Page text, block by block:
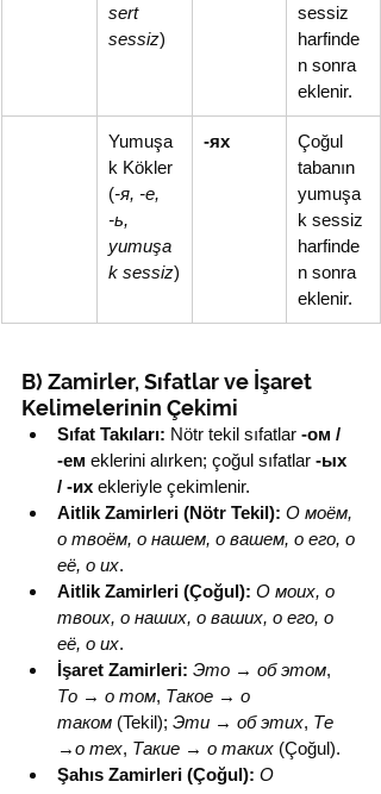
sert
sessiz)
sessiz
harfinde
n sonra
eklenir.
Yumuşa
k Kökler
(-я, -е,
-ь,
yumuşa
k sessiz)
-ях
Çoğul
tabanın
yumuşa
k sessiz
harfinde
n sonra
eklenir.
B) Zamirler, Sıfatlar ve İşaret
Kelimelerinin Çekimi
Sıfat Takıları: Nötr tekil sıfatlar -ом /
-ем eklerini alırken; çoğul sıfatlar -ых
/ -их ekleriyle çekimlenir.
Aitlik Zamirleri (Nötr Tekil): О моём,
о твоём, о нашем, о вашем, о его, о
её, о их.
Aitlik Zamirleri (Çoğul): О моих, о
твоих, о наших, о ваших, о его, о
её, о их.
İşaret Zamirleri: Это → об этом,
То → о том, Такое → о
таком (Tekil); Эти → об этих, Те
→о тех, Такие → о таких (Çoğul).
Şahıs Zamirleri (Çoğul): О